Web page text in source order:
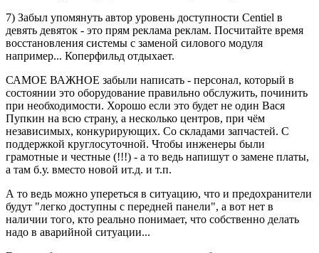
7) Забыл упомянуть автор уровень доступности Centiel в
девять девяток - это прям реклама реклам. Посчитайте время
восстановления системы с заменой силового модуля
например... Коперфильд отдыхает.
САМОЕ ВАЖНОЕ забыли написать - персонал, который в
состоянии это оборудование правильно обслужить, починить
при необходимости. Хорошо если это будет не один Вася
Пупкин на всю страну, а несколько центров, при чём
независимых, конкурирующих. Со складами запчастей. С
поддержкой круглосуточной. Чтобы инженеры были
грамотные и честные (!!!) - а то ведь напишут о замене платы,
а там б.у. вместо новой ит.д. и т.п.
А то ведь можно упереться в ситуацию, что и предохранители
будут "легко доступны с передней панели", а вот нет в
наличии того, кто реально понимает, что собственно делать
надо в аварийной ситуации...